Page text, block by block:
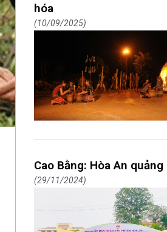
hóa
10/09/2025
Cao Bằng: Hòa An
29/11/2024